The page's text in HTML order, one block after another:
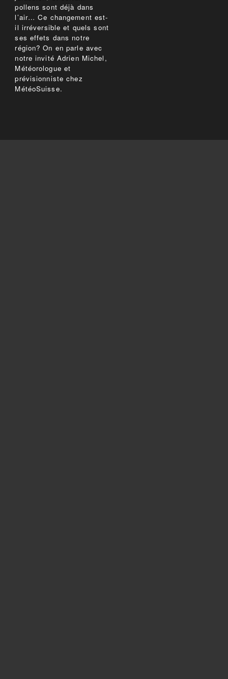
pollens sont déjà dans
l’air… Ce changement est-
il irréversible et quels sont
ses effets dans notre
région? On en parle avec
notre invité Adrien Michel,
Météorologue et
prévisionniste chez
MétéoSuisse.